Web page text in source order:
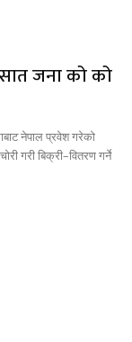
सात जना को को
नेपाल प्रवेश गरेको
गरी बिक्री–वितरण गर्ने